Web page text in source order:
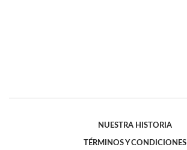
NUESTRA HISTORIA
TÉRMINOS Y CONDICIONES